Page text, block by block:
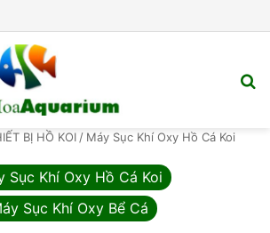
– “Vũ công samba” đến từ Brazil!
BỊ HỒ KOI / Máy Sục Khí Oxy Hồ Cá Koi
Sục Khí Oxy Hồ Cá Koi
Sục Khí Oxy Bể Cá